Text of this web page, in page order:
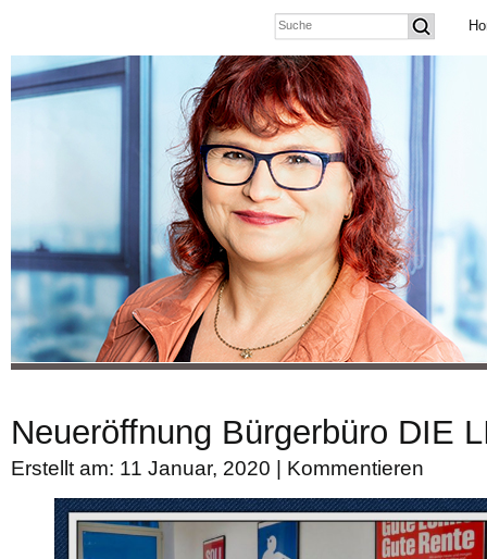
Neueröffnung Bürgerbüro DIE
Erstellt am: 11 Januar, 2020 | Kommentieren